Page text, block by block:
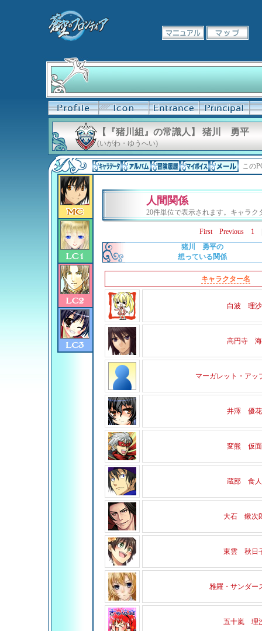
【『猪川組』の常識人】 猪川 勇平
(いがわ・ゆうへい)
この
人間関係
20件単位で表示されます。キャラ
First Previous 1
猪川 勇平の
想っている関係
キャラクター名
白波 理沙
高円寺 海
マーガレット・アッ
井澤 優花
変熊 仮面
蔵部 食人
大石 鍬次
東雲 秋日
雅羅・サンダー
五十嵐 理